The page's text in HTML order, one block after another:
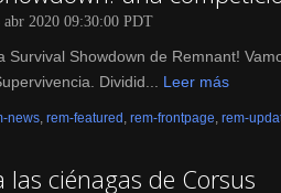
abr 2020 09:30:00 PDT
Survival Showdown de Remnant!
Dividid... Leer más
news, rem-featured , rem-frontpage, rem-
las ciénagas de Corsus